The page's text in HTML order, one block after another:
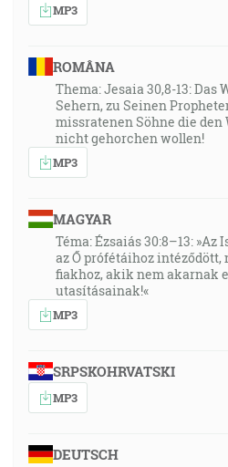
MP3
ROMÂNA
Thema: Jesaia 30,8-13: Das
Sehern, zu Seinen
missratenen Söhne die den
nicht gehorchen wollen!
MP3
MAGYAR
Téma: Ézsaiás 30:8–13:
az Ő prófétáihoz
fiakhoz, akik nem akarnak
utasításainak!«
MP3
SRPSKOHRVATSKI
MP3
DEUTSCH